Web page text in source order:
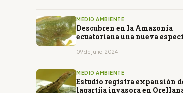
MEDIO AMBIENTE
Descubren en la Amazonía
ecuatoriana una nueva
09 de julio, 2024
MEDIO AMBIENTE
Estudio registra expansión
lagartija invasora en